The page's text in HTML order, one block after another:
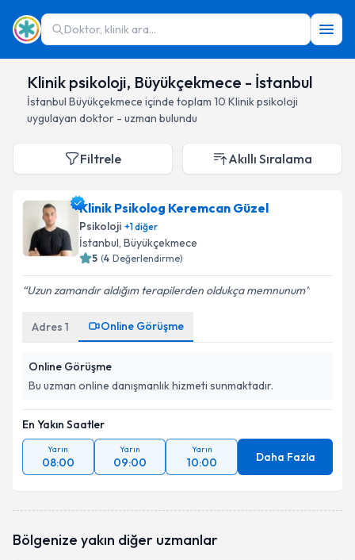
Doktor, klinik ara...
Klinik psikoloji, Büyükçekmece - İstanbul
İstanbul Büyükçekmece içinde toplam 10 Klinik psikoloji
uygulayan doktor - uzman bulundu
Filtrele Akıllı Sıralama
Klinik Psikolog Keremcan Güzel
Psikoloji +1diğer
İstanbul, Büyükçekmece
5 (4 Değerlendirme)
Uzun zamandır aldığım terapilerden oldukça memnunum
Adres 1 Online Görüşme
Online Görüşme
Bu uzman online danışmanlık hizmeti sunmaktadır.
En Yakın Saatler
Yarın
08:00
Yarın
09:00
Yarın
10:00 Daha Fazla
Bölgenize yakın diğer uzmanlar